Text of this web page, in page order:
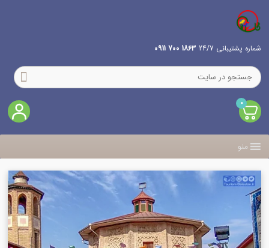
شماره پشتیبانی 24/7 1863 700 0911
0
منو